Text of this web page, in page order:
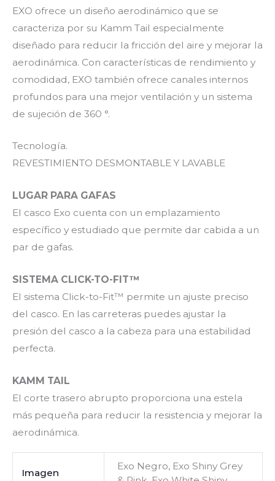
EXO ofrece un diseño aerodinámico que se
caracteriza por su Kamm Tail especialmente
diseñado para reducir la fricción del aire y mejorar la
aerodinámica. Con características de rendimiento y
comodidad, EXO también ofrece canales internos
profundos para una mejor ventilación y un sistema
de sujeción de 360 °.
Tecnología.
REVESTIMIENTO DESMONTABLE Y LAVABLE
LUGAR PARA GAFAS
El casco Exo cuenta con un emplazamiento
específico y estudiado que permite dar cabida a un
par de gafas.
SISTEMA CLICK-TO-FIT™
El sistema Click-to-Fit™ permite un ajuste preciso
del casco. En las carreteras puedes ajustar la
presión del casco a la cabeza para una estabilidad
perfecta.
KAMM TAIL
El corte trasero abrupto proporciona una estela
más pequeña para reducir la resistencia y mejorar la
aerodinámica.
Imagen
Exo Negro, Exo Shiny Grey